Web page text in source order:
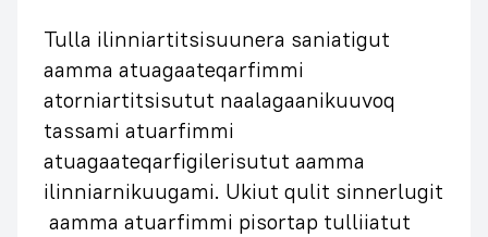
Tulla ilinniartitsisuunera saniatigut
aamma atuagaateqarfimmi
atorniartitsisutut naalagaanikuuvoq
tassami atuarfimmi
atuagaateqarfigilerisutut aamma
ilinniarnikuugami. Ukiut qulit sinnerlugit
aamma atuarfimmi pisortap tulliiatut